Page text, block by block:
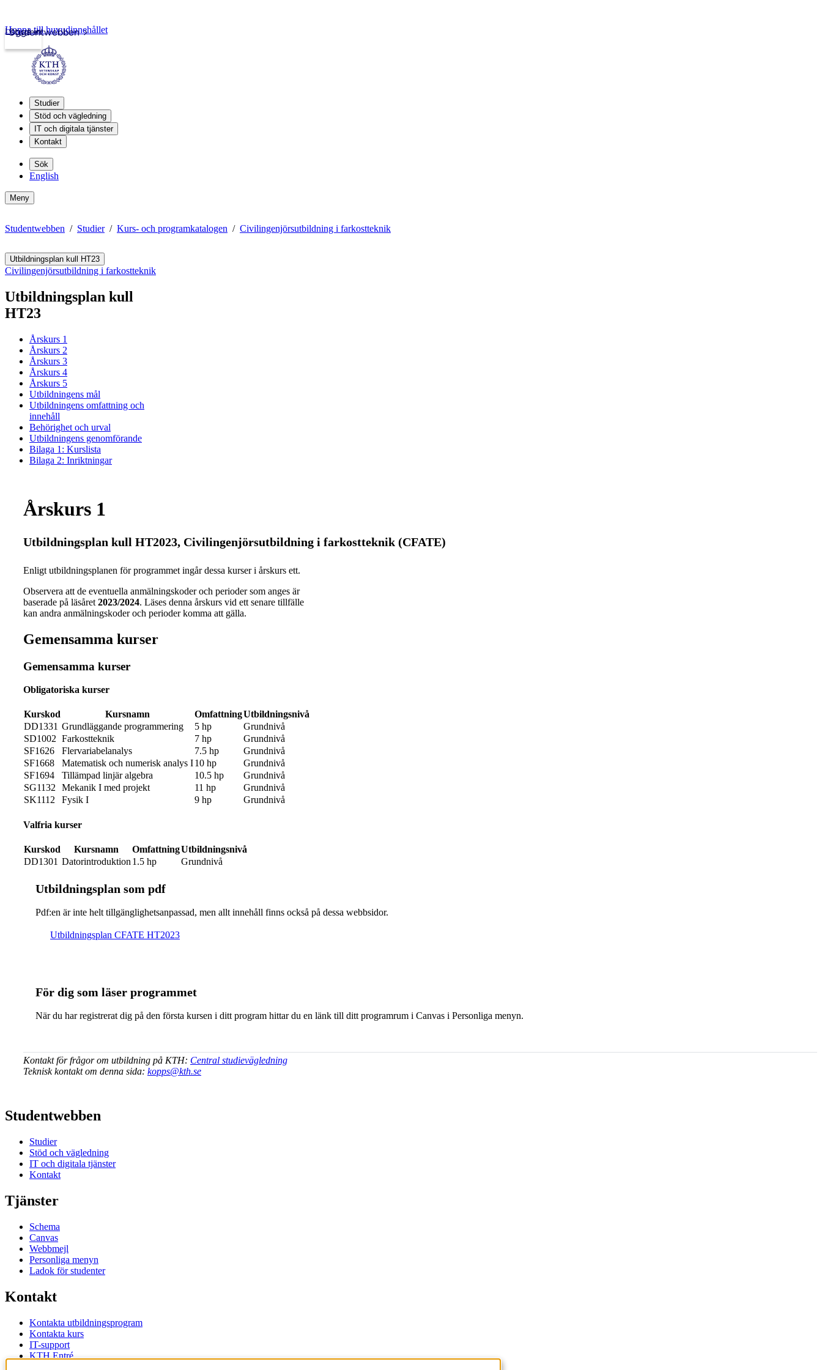
Studentwebben
Logga in
Hoppa till huvudinnehållet
Studier
Stöd och vägledning
IT och digitala tjänster
Kontakt
Sök
English
Meny
Studentwebben Studier Kurs- och programkatalogen Civilingenjörsutbildning i farkostteknik
Utbildningsplan kull HT23
Civilingenjörsutbildning i farkostteknik
Utbildningsplan kull
HT23
Årskurs 1
Årskurs 2
Årskurs 3
Årskurs 4
Årskurs 5
Utbildningens mål
Utbildningens omfattning och
innehåll
Behörighet och urval
Utbildningens genomförande
Bilaga 1: Kurslista
Bilaga 2: Inriktningar
Årskurs 1
Utbildningsplan kull HT2023, Civilingenjörsutbildning i farkostteknik (CFATE)
Enligt utbildningsplanen för programmet ingår dessa kurser i årskurs ett.
Observera att de eventuella anmälningskoder och perioder som anges är
baserade på läsåret 2023/2024. Läses denna årskurs vid ett senare tillfälle
kan andra anmälningskoder och perioder komma att gälla.
Gemensamma kurser
Gemensamma kurser
Obligatoriska kurser
Kurskod Kursnamn OmfattningUtbildningsnivå
DD1331 Grundläggande programmering 5 hp
Grundnivå
SD1002 Farkostteknik 7 hp
Grundnivå
SF1626
Flervariabelanalys 7.5 hp
Grundnivå
SF1668
Matematisk och numerisk analys I10 hp
Grundnivå
SF1694
Tillämpad linjär algebra 10.5 hp
Grundnivå
SG1132 Mekanik I med projekt 11 hp
Grundnivå
SK1112
Fysik I 9 hp Grundnivå
Valfria kurser
Kurskod Kursnamn OmfattningUtbildningsnivå
DD1301 Datorintroduktion 1.5 hp Grundnivå
Ut­bild­nings­plan som pdf
Pdf:en är inte helt till­gäng­lig­hets­an­pas­sad, men allt inne­håll finns också på dessa webb­sidor.
Ut­bild­nings­plan CFATE HT2023
För dig som läser programmet
När du har registrerat dig på den första kursen i ditt program hittar du en länk till ditt programrum i Canvas i Personliga menyn.
Kontakt för frågor om utbildning på KTH: Central studievägledning
Teknisk kontakt om denna sida: kopps@kth.se
Studentwebben
Studier
Stöd och vägledning
IT och digitala tjänster
Kontakt
Tjänster
Schema
Canvas
Webbmejl
Personliga menyn
Ladok för studenter
Kontakt
Kontakta utbildningsprogram
Kontakta kurs
IT-support
KTH Entré